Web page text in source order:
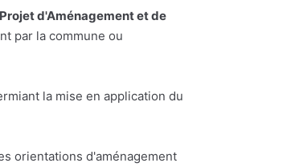
Projet d'Aménagement et de
par la commune ou
la mise en application du
orientations d'aménagement